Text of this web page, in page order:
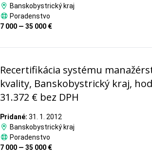
Banskobystrický kraj
Poradenstvo
7 000 — 35 000 €
Recertifikácia systému
kvality, Banskobystrický kraj,
31.372 € bez DPH
Pridané: 31. 1. 2012
Banskobystrický kraj
Poradenstvo
7 000 — 35 000 €